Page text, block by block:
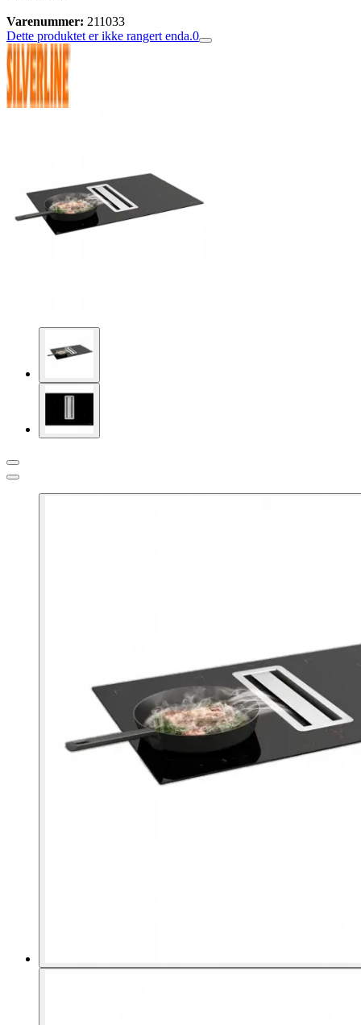
Varenummer: 211033
Dette produktet er ikke rangert enda.0